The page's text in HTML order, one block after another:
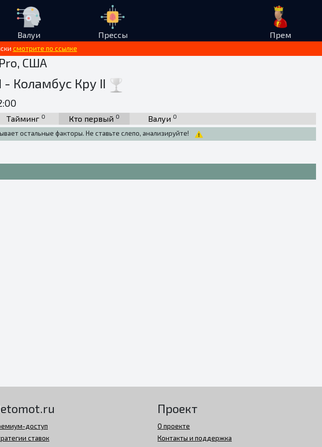
Валуи Прессы Прем
смотрите по ссылке
США
Коламбус Кру II
Тайминг 0 Кто первый 0 Валуи 0
остальные факторы. Не ставьте слепо, анализируйте!
доступ
ставок
Проект
О проекте
Контакты и поддержка